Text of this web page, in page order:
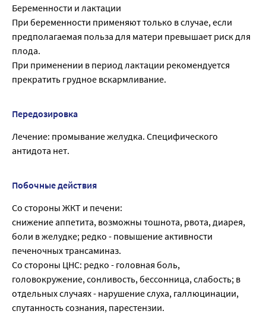
Беременности и лактации
При беременности применяют только в случае, если
предполагаемая польза для матери превышает риск для
плода.
При применении в период лактации рекомендуется
прекратить грудное вскармливание.
Передозировка
Лечение: промывание желудка. Специфического
антидота нет.
Побочные действия
Со стороны ЖКТ и печени:
снижение аппетита, возможны тошнота, рвота, диарея,
боли в желудке; редко - повышение активности
печеночных трансаминаз.
Со стороны ЦНС: редко - головная боль,
головокружение, сонливость, бессонница, слабость; в
отдельных случаях - нарушение слуха, галлюцинации,
спутанность сознания, парестензии.